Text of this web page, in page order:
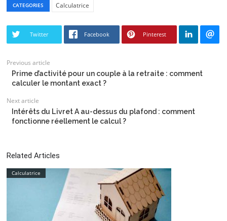
CATEGORIES Calculatrice
Twitter Facebook Pinterest
Previous article
Prime d’activité pour un couple à la retraite : comment
calculer le montant exact ?
Next article
Intérêts du Livret A au-dessus du plafond : comment
fonctionne réellement le calcul ?
Related Articles
Calculatrice